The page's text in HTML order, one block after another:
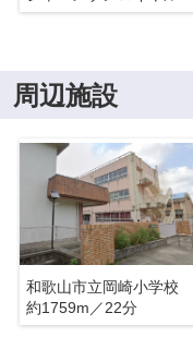
周辺施設
和歌山市立岡崎小学校
約1759m／22分